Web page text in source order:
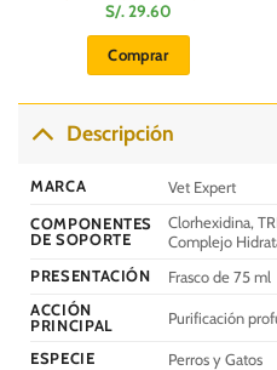
S/.29.60
Comprar
Descripción
MARCA
Vet Expert
COMPONENTES
DE SOPORTE
Clorhexidina,
Complejo
PRESENTACIÓN
Frasco de 75 ml
ACCIÓN
PRINCIPAL
Purificación
ESPECIE Perros y Gatos